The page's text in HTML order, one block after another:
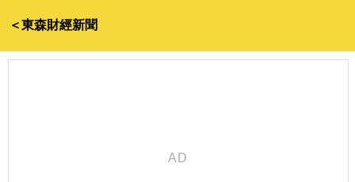
＜東森財經新聞